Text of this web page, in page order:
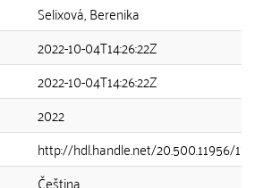
Selixová, Berenika
2022-10-04T14:26:22Z
2022-10-04T14:26:22Z
2022
http://hdl.handle.net/20.500.11956/
Čeština